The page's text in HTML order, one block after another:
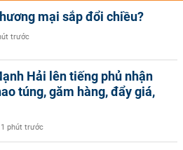
mại sắp đổi chiều?
trước
Hải lên tiếng phủ nhận
túng, găm hàng, đẩy giá,
1 phút trước